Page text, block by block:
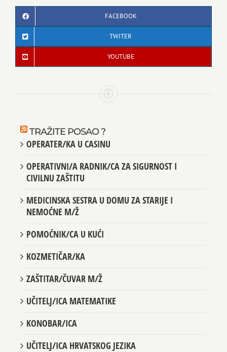
FACEBOOK
TWITER
YOUTUBE
TRAŽITE POSAO ?
OPERATER/KA U CASINU
OPERATIVNI/A RADNIK/CA ZA SIGURNOST I
CIVILNU ZAŠTITU
MEDICINSKA SESTRA U DOMU ZA STARIJE I
NEMOĆNE M/Ž
POMOĆNIK/CA U KUĆI
KOZMETIČAR/KA
ZAŠTITAR/ČUVAR M/Ž
UČITELJ/ICA MATEMATIKE
KONOBAR/ICA
UČITELJ/ICA HRVATSKOG JEZIKA